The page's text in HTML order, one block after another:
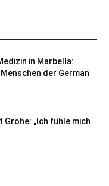
in Marbella:
der German
„Ich fühle mich